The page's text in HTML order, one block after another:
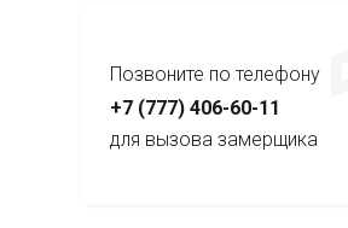
Позвоните по телефону
+7 (777) 406-60-11
для вызова замерщика